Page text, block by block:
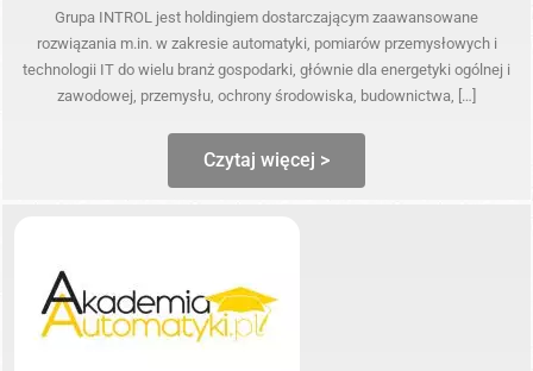
Grupa INTROL jest holdingiem dostarczającym zaawansowane
rozwiązania m.in. w zakresie automatyki, pomiarów przemysłowych i
technologii IT do wielu branż gospodarki, głównie dla energetyki ogólnej i
zawodowej, przemysłu, ochrony środowiska, budownictwa, […]
Czytaj więcej >